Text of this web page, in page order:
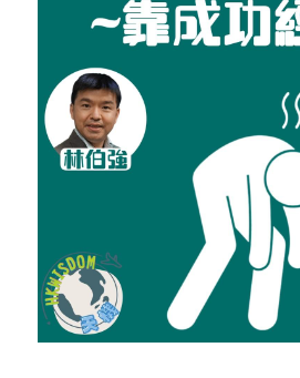
記錄．宏福苑火災
娛樂
反華推手你要知
反華推手懶人包
民主派騙案十式
美西霸凌內幕
美西極權主義
KOL 專欄
朱庭萱專欄
莫綺琪專欄
醫院口岸爆炸案
屠龍小隊案
黎智英案審訊
吃喝玩指南
休閒好介紹
關於我們
人才招聘
搜索